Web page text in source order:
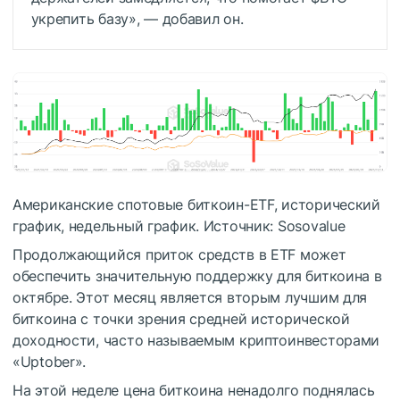
укрепить базу», — добавил он.
Американские спотовые биткоин-ETF, исторический
график, недельный график. Источник: Sosovalue
Продолжающийся приток средств в ETF может
обеспечить значительную поддержку для биткоина в
октябре. Этот месяц является вторым лучшим для
биткоина с точки зрения средней исторической
доходности, часто называемым криптоинвесторами
«Uptober».
На этой неделе цена биткоина ненадолго поднялась